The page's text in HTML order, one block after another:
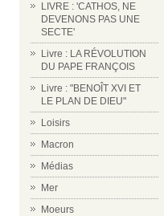
LIVRE : 'CATHOS, NE
DEVENONS PAS UNE
SECTE'
Livre : LA RÉVOLUTION
DU PAPE FRANÇOIS
Livre : "BENOÎT XVI ET
LE PLAN DE DIEU"
Loisirs
Macron
Médias
Mer
Moeurs